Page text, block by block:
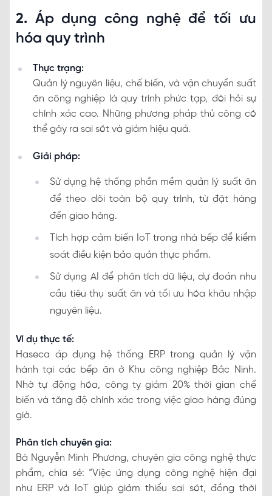
2. Áp dụng công nghệ để tối ưu
hóa quy trình
Thực trạng:
Quản lý nguyên liệu, chế biến, và vận chuyển suất
ăn công nghiệp là quy trình phức tạp, đòi hỏi sự
chính xác cao. Những phương pháp thủ công có
thể gây ra sai sót và giảm hiệu quả.
Giải pháp:
Sử dụng hệ thống phần mềm quản lý suất ăn
để theo dõi toàn bộ quy trình, từ đặt hàng
đến giao hàng.
Tích hợp cảm biến IoT trong nhà bếp để kiểm
soát điều kiện bảo quản thực phẩm.
Sử dụng AI để phân tích dữ liệu, dự đoán nhu
cầu tiêu thụ suất ăn và tối ưu hóa khâu nhập
nguyên liệu.
Ví dụ thực tế:
Haseca áp dụng hệ thống ERP trong quản lý vận
hành tại các bếp ăn ở Khu công nghiệp Bắc Ninh.
Nhờ tự động hóa, công ty giảm 20% thời gian chế
biến và tăng độ chính xác trong việc giao hàng đúng
giờ.
Phân tích chuyên gia:
Bà Nguyễn Minh Phương, chuyên gia công nghệ thực
phẩm, chia sẻ: “Việc ứng dụng công nghệ hiện đại
như ERP và IoT giúp giảm thiểu sai sót, đồng thời